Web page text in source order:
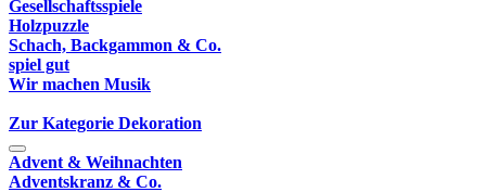
Gesellschaftsspiele
Holzpuzzle
Schach, Backgammon & Co.
spiel gut
Wir machen Musik
Zur Kategorie Dekoration
Advent & Weihnachten
Adventskranz & Co.